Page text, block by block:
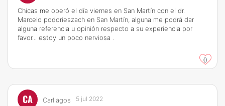
Chicas me operó el día viernes en San Martín con el dr.
Marcelo podorieszach en San Martín, alguna me podrá dar
alguna referencia u opinión respecto a su experiencia por
favor... estoy un poco nerviosa .
0
CA Carliagos 5 jul 2022